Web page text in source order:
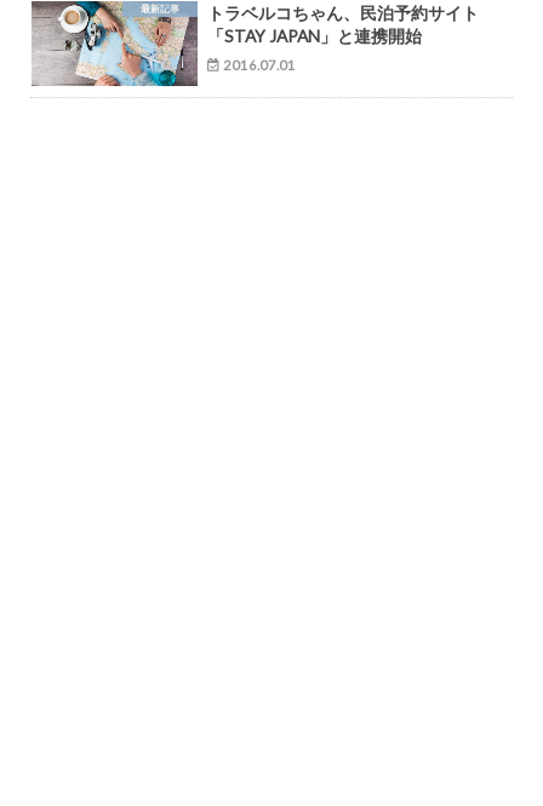
最新記事
トラベルコちゃん、民泊予約サイト
「STAY JAPAN」と連携開始
2016.07.01